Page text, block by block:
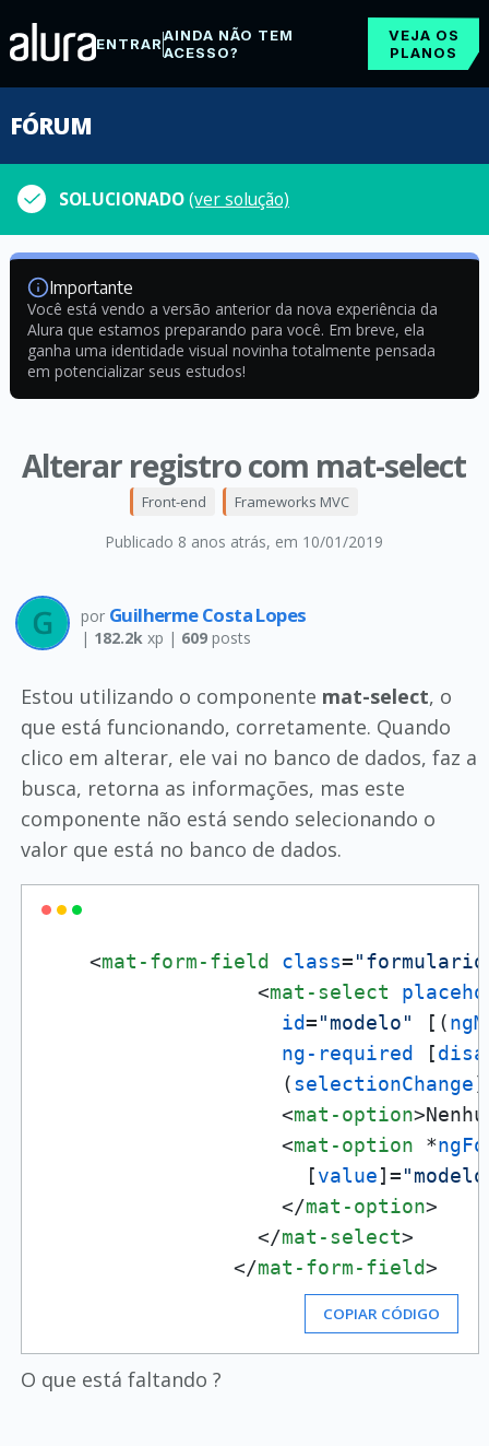
ENTRARAINDA NÃO TEM
ACESSO?
VEJA OS
PLANOS
FÓRUM
SOLUCIONADO(ver solução)
Importante
Você está vendo a versão anterior da nova experiência da
Alura que estamos preparando para você. Em breve, ela
ganha uma identidade visual novinha totalmente pensada
em potencializar seus estudos!
Alterar registro com mat-select
Publicado 8 anos atrás, em 10/01/2019
Front-end Frameworks MVC
por Guilherme Costa Lopes
| 182.2kxp | 609posts
Estou utilizando o componente mat-select, o
que está funcionando, corretamente. Quando
clico em alterar, ele vai no banco de dados, faz a
busca, retorna as informações, mas este
componente não está sendo selecionando o
valor que está no banco de dados.
<mat-form-field class=
<mat-select
id="modelo" [(
ng-required
[
                    (
selectionChange
<mat-option>
<mat-option *
                      [
value]=
</mat-option>
</mat-select>
</mat-form-field>
COPIAR CÓDIGO
O que está faltando ?